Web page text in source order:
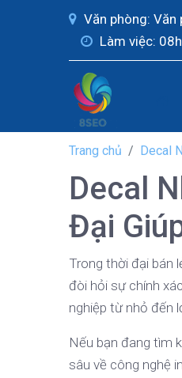
Văn phòng: Văn
Làm việc:
Trang chủ Decal
Decal
Đại
Trong thời đại bán
đòi hỏi sự chính
nghiệp từ nhỏ đến
Nếu bạn đang tìm
sâu về công nghệ